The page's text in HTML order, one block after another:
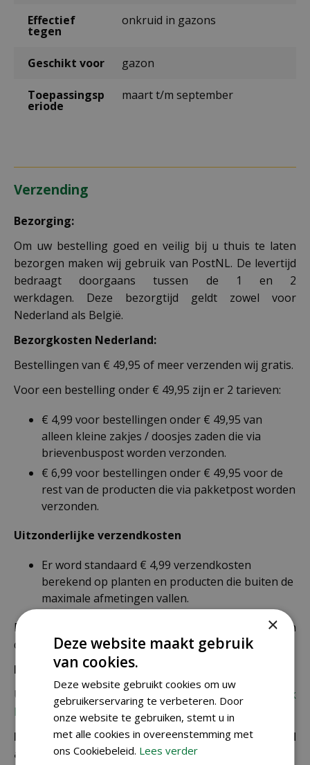
Effectief
tegen
onkruid in gazons
Geschikt voor gazon
Toepassingsp
eriode
maart t/m september
Verzending
Bezorging:
Om uw bestelling goed en veilig bij u thuis te laten
bezorgen maken wij gebruik van PostNL. De levertijd
bedraagt doorgaans tussen de 1 en 2
werkdagen. Deze bezorgtijd geldt zowel voor
Nederland als België.
Bezorgkosten Nederland:
Bestellingen van € 49,95 of meer verzenden wij gratis.
Voor een bestelling onder € 49,95 zijn er 2 tarieven:
€ 4,99 voor bestellingen onder € 49,95 van
alleen kleine zakjes / doosjes zaden die via
brievenbuspost worden verzonden.
€ 6,99 voor bestellingen onder € 49,95 voor de
rest van de producten die via pakketpost worden
verzonden.
Uitzonderlijke verzendkosten
Er word standaard € 4,99 verzendkosten
berekend op planten en producten die buiten de
maximale afmetingen vallen.
De juiste verzendkosten worden in de laatste stap van
de winkelwagen berekend.
Bezorgkosten overige landen:
Uiteraard verzenden wij ook buiten Nederland,
bekijk
hier de verzendkosten.
Let op: extra kosten bij niet ophalen of verkeerd
adres
×
Deze website maakt gebruik
van cookies.
Deze website gebruikt cookies om uw
gebruikerservaring te verbeteren. Door
onze website te gebruiken, stemt u in
met alle cookies in overeenstemming met
ons Cookiebeleid. Lees verder